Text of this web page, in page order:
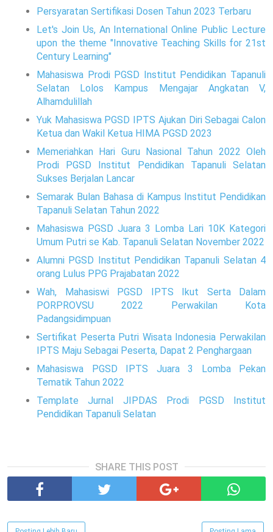
Persyaratan Sertifikasi Dosen Tahun 2023 Terbaru
Let's Join Us, An International Online Public Lecture
upon the theme "Innovative Teaching Skills for 21st
Century Learning"
Mahasiswa Prodi PGSD Institut Pendidikan Tapanuli
Selatan Lolos Kampus Mengajar Angkatan V,
Alhamdulillah
Yuk Mahasiswa PGSD IPTS Ajukan Diri Sebagai Calon
Ketua dan Wakil Ketua HIMA PGSD 2023
Memeriahkan Hari Guru Nasional Tahun 2022 Oleh
Prodi PGSD Institut Pendidikan Tapanuli Selatan
Sukses Berjalan Lancar
Semarak Bulan Bahasa di Kampus Institut Pendidikan
Tapanuli Selatan Tahun 2022
Mahasiswa PGSD Juara 3 Lomba Lari 10K Kategori
Umum Putri se Kab. Tapanuli Selatan November 2022
Alumni PGSD Institut Pendidikan Tapanuli Selatan 4
orang Lulus PPG Prajabatan 2022
Wah, Mahasiswi PGSD IPTS Ikut Serta Dalam
PORPROVSU 2022 Perwakilan Kota
Padangsidimpuan
Sertifikat Peserta Putri Wisata Indonesia Perwakilan
IPTS Maju Sebagai Peserta, Dapat 2 Penghargaan
Mahasiswa PGSD IPTS Juara 3 Lomba Pekan
Tematik Tahun 2022
Template Jurnal JIPDAS Prodi PGSD Institut
Pendidikan Tapanuli Selatan
SHARE THIS POST